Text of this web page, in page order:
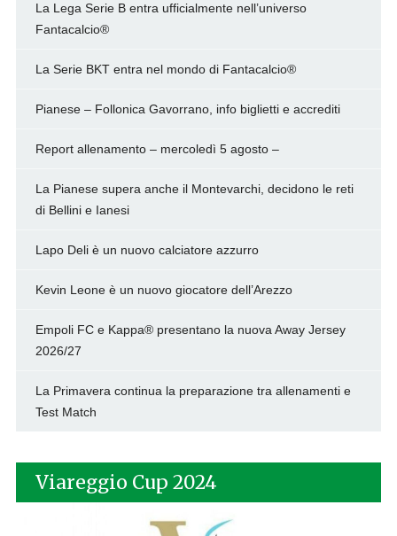
La Lega Serie B entra ufficialmente nell’universo
Fantacalcio®
La Serie BKT entra nel mondo di Fantacalcio®
Pianese – Follonica Gavorrano, info biglietti e accrediti
Report allenamento – mercoledì 5 agosto –
La Pianese supera anche il Montevarchi, decidono le reti
di Bellini e Ianesi
Lapo Deli è un nuovo calciatore azzurro
Kevin Leone è un nuovo giocatore dell’Arezzo
Empoli FC e Kappa® presentano la nuova Away Jersey
2026/27
La Primavera continua la preparazione tra allenamenti e
Test Match
Viareggio Cup 2024